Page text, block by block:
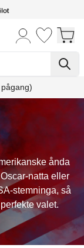
ånda
natta eller
stemninga, så
valet.